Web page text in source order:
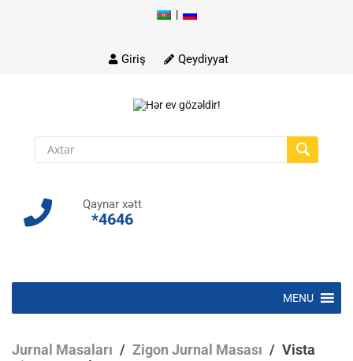
|
content
Giriş Qeydiyyat
Qaynar xətt
*4646
Skip
content
MENU
Jurnal Masaları / Zigon Jurnal Masası / Vista